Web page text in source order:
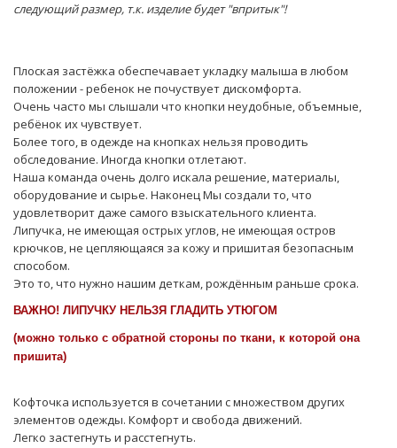
следующий размер, т.к. изделие будет "впритык"!
Плоская застёжка обеспечавает укладку малыша в любом
положении - ребенок не почуствует дискомфорта.
Очень часто мы слышали что кнопки неудобные, объемные,
ребёнок их чувствует.
Более того, в одежде на кнопках нельзя проводить
обследование. Иногда кнопки отлетают.
Наша команда очень долго искала решение, материалы,
оборудование и сырье. Наконец Мы создали то, что
удовлетворит даже самого взыскательного клиента.
Липучка, не имеющая острых углов, не имеющая остров
крючков, не цепляющаяся за кожу и пришитая безопасным
способом.
Это то, что нужно нашим деткам, рождённым раньше срока.
ВАЖНО! ЛИПУЧКУ НЕЛЬЗЯ ГЛАДИТЬ УТЮГОМ
(можно только с обратной стороны по ткани, к которой она
пришита)
Кофточка используется в сочетании с множеством других
элементов одежды. Комфорт и свобода движений.
Легко застегнуть и расстегнуть.